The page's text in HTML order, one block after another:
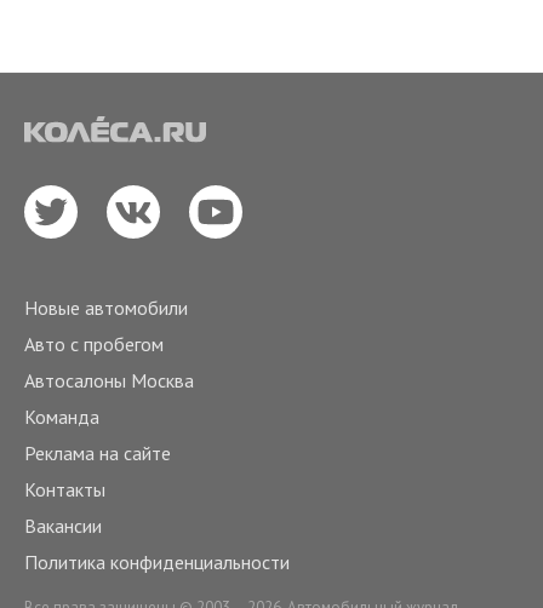
Новые автомобили
Авто с пробегом
Автосалоны Москва
Команда
Реклама на сайте
Контакты
Вакансии
Политика конфиденциальности